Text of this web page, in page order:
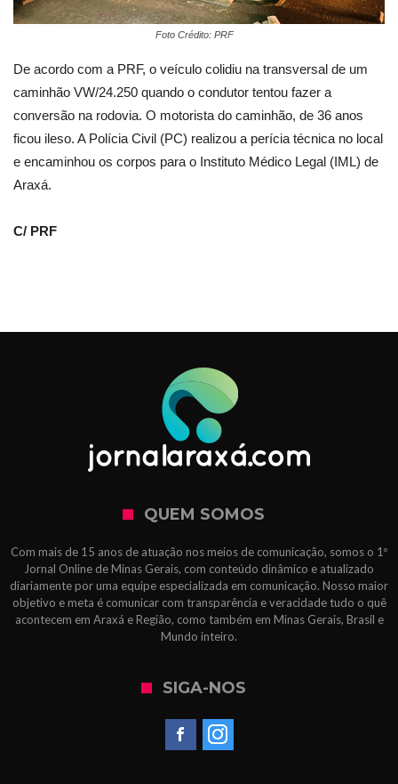
Foto Crédito: PRF
De acordo com a PRF, o veículo colidiu na transversal de um
caminhão VW/24.250 quando o condutor tentou fazer a
conversão na rodovia. O motorista do caminhão, de 36 anos
ficou ileso. A Polícia Civil (PC) realizou a perícia técnica no local
e encaminhou os corpos para o Instituto Médico Legal (IML) de
Araxá.
C/ PRF
QUEM SOMOS
Com mais de 15 anos de atuação nos meios de comunicação, somos o 1º
Jornal Online de Minas Gerais, com conteúdo dinâmico e atualizado
diariamente por uma equipe especializada em comunicação. Nosso maior
objetivo e meta é comunicar com transparência e veracidade tudo o quê
acontecem em Araxá e Região, como também em Minas Gerais, Brasil e
Mundo inteiro.
SIGA-NOS